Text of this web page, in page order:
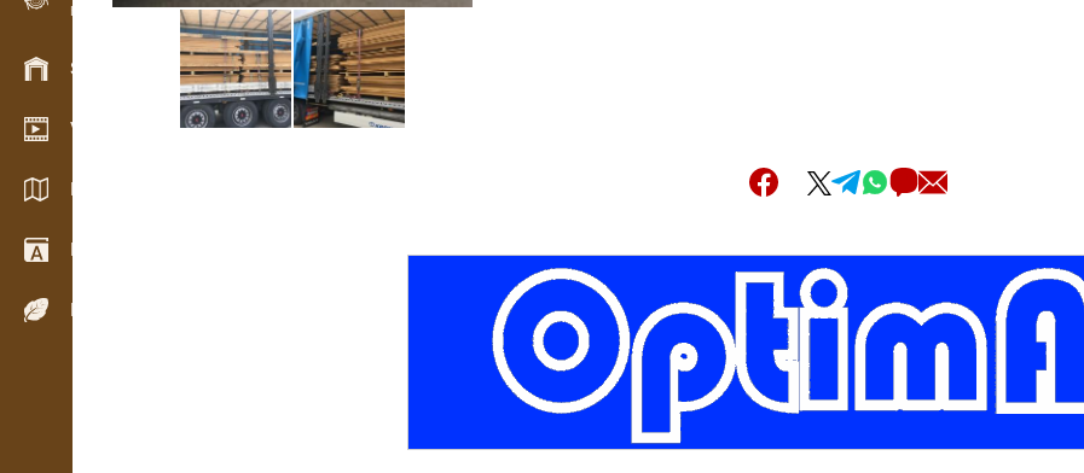
Evidencia dreva v teréne
Skladové hospodárstvo
Video showroom
Katalógy / Brožúry
Drevársky slovník
Dreviny